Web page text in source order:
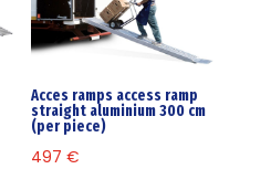
Acces ramps access ramp
straight aluminium 300 cm
(per piece)
497€